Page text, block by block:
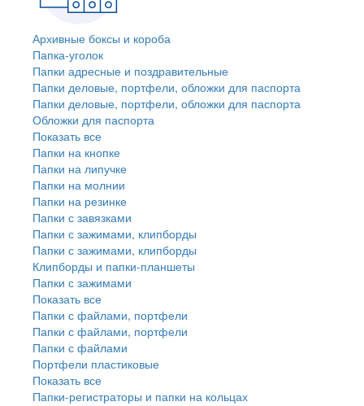
Архивные боксы и короба
Папка-уголок
Папки адресные и поздравительные
Папки деловые, портфели, обложки для паспорта
Папки деловые, портфели, обложки для паспорта
Обложки для паспорта
Показать все
Папки на кнопке
Папки на липучке
Папки на молнии
Папки на резинке
Папки с завязками
Папки с зажимами, клипборды
Папки с зажимами, клипборды
Клипборды и папки-планшеты
Папки с зажимами
Показать все
Папки с файлами, портфели
Папки с файлами, портфели
Папки с файлами
Портфели пластиковые
Показать все
Папки-регистраторы и папки на кольцах